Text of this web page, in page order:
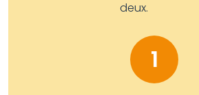
deux.
1